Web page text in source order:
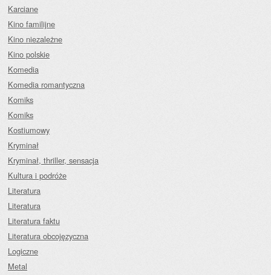
Karciane
Kino familijne
Kino niezależne
Kino polskie
Komedia
Komedia romantyczna
Komiks
Komiks
Kostiumowy
Kryminał
Kryminał, thriller, sensacja
Kultura i podróże
Literatura
Literatura
Literatura faktu
Literatura obcojęzyczna
Logiczne
Metal